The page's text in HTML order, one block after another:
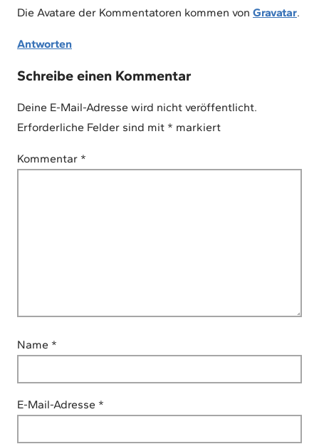
Die Avatare der Kommentatoren kommen von Gravatar.
Antworten
Schreibe einen Kommentar
Deine E-Mail-Adresse wird nicht veröffentlicht.
Erforderliche Felder sind mit * markiert
Kommentar *
Name *
E-Mail-Adresse *